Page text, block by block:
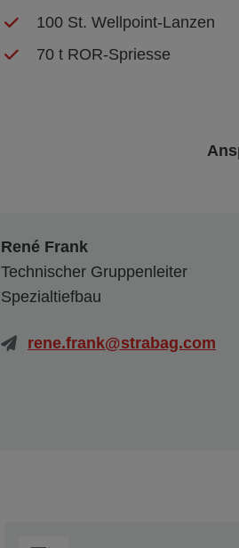
100 St. Wellpoint-Lanzen
70 t ROR-Spriesse
René Frank
Technischer Gruppenleiter
Spezialtiefbau
rene.frank@strabag.com